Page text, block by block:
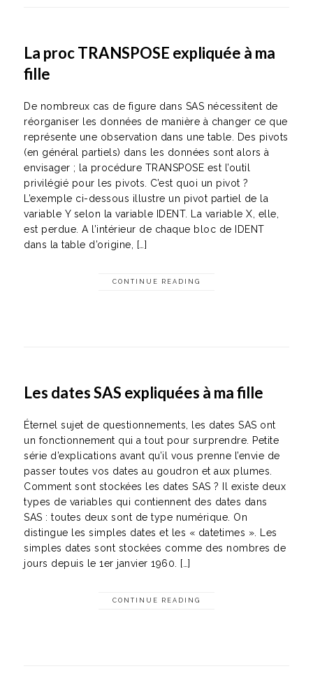
La proc TRANSPOSE expliquée à ma
fille
De nombreux cas de figure dans SAS nécessitent de
réorganiser les données de manière à changer ce que
représente une observation dans une table. Des pivots
(en général partiels) dans les données sont alors à
envisager ; la procédure TRANSPOSE est l’outil
privilégié pour les pivots. C’est quoi un pivot ?
L’exemple ci-dessous illustre un pivot partiel de la
variable Y selon la variable IDENT. La variable X, elle,
est perdue. A l’intérieur de chaque bloc de IDENT
dans la table d’origine, […]
CONTINUE READING
Les dates SAS expliquées à ma fille
Éternel sujet de questionnements, les dates SAS ont
un fonctionnement qui a tout pour surprendre. Petite
série d’explications avant qu’il vous prenne l’envie de
passer toutes vos dates au goudron et aux plumes.
Comment sont stockées les dates SAS ? Il existe deux
types de variables qui contiennent des dates dans
SAS : toutes deux sont de type numérique. On
distingue les simples dates et les « datetimes ». Les
simples dates sont stockées comme des nombres de
jours depuis le 1er janvier 1960. […]
CONTINUE READING